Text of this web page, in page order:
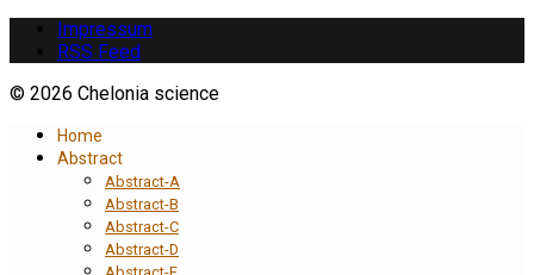
Impressum
RSS Feed
© 2026 Chelonia science
Home
Abstract
Abstract-A
Abstract-B
Abstract-C
Abstract-D